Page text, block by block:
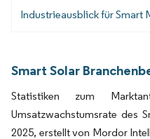
Industrieausblick für Smart
Smart Solar
Statistiken zum
Umsatzwachstumsrate des
2025, erstellt von Mordor